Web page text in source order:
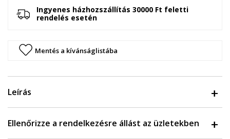
Ingyenes házhozszállítás 30000 Ft feletti
rendelés esetén
Mentés a kívánságlistába
Leírás
Ellenőrizze a rendelkezésre állást az üzletekben